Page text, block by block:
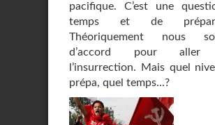
pacifique. C’est une
temps et de
Théoriquement nous
d’accord pour aller
l’insurrection. Mais quel
prépa, quel temps...?